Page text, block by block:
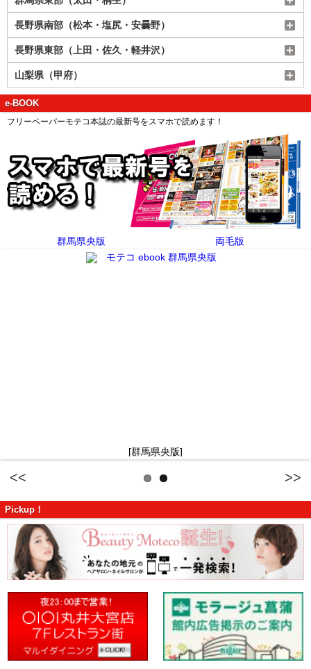
長野県南部（松本・塩尻・安曇野）
長野県東部（上田・佐久・軽井沢）
山梨県（甲府）
e-BOOK
フリーペーパーモテコ本誌の最新号をスマホで読めます！
群馬県央版 両毛版
[群馬県央版]
Pickup！